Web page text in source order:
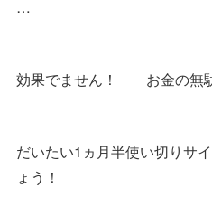
…
効果でません！ お金の無駄
だいたい1ヵ月半使い切りサ
ょう！